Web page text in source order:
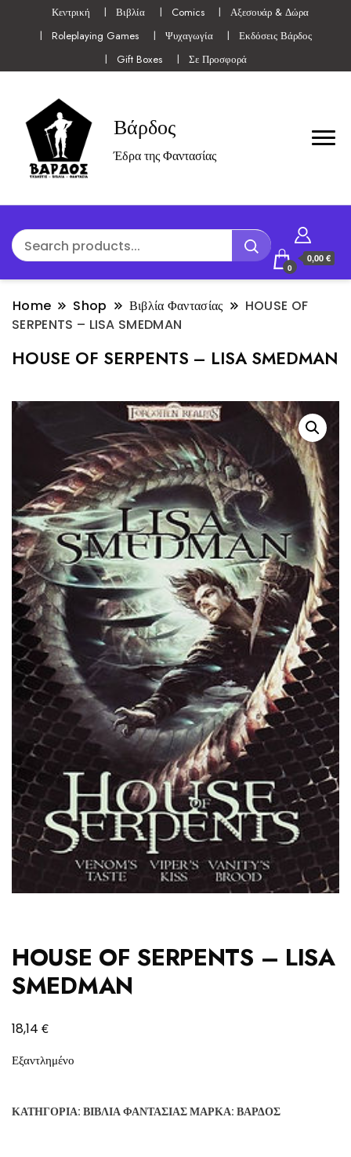
Κεντρική Βιβλία Comics
Αξεσουάρ & Δώρα
Roleplaying Games
Ψυχαγωγία
Εκδόσεις Βάρδος
Gift Boxes
Σε Προσφορά
Βάρδος
Έδρα της Φαντασίας
0
0,00 €
Home Shop Βιβλία Φαντασίας
HOUSE OF
SERPENTS – LISA SMEDMAN
HOUSE OF SERPENTS – LISA SMEDMAN
HOUSE OF SERPENTS – LISA
SMEDMAN
18,14 €
Εξαντλημένο
ΚΑΤΗΓΟΡΊΑ: ΒΙΒΛΊΑ ΦΑΝΤΑΣΊΑΣΜΆΡΚΑ: ΒΆΡΔΟΣ